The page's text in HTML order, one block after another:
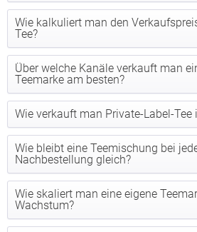
Wie kalkuliert man den
Tee?
Über welche Kanäle verkauft man
Teemarke am besten?
Wie verkauft man Private-Label-Tee
Wie bleibt eine Teemischung bei
Nachbestellung gleich?
Wie skaliert man eine eigene
Wachstum?